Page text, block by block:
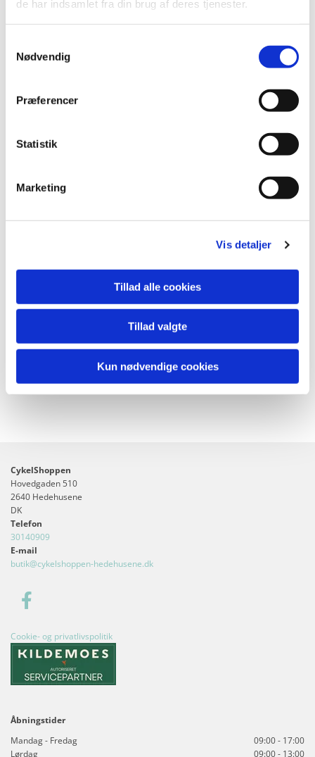
de har indsamlet fra din brug af deres tjenester.
Nødvendig
Præferencer
Statistik
Marketing
Vis detaljer
Tillad alle cookies
Tillad valgte
Kun nødvendige cookies
CykelShoppen
Hovedgaden 510
2640 Hedehusene
DK
Telefon
30140909
E-mail
butik@cykelshoppen-hedehusene.dk
Cookie- og privatlivspolitik
Åbningstider
Mandag - Fredag
09:00 - 17:00
Lørdag
09:00 - 13:00